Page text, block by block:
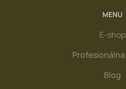
MENU
E-shop
Blog